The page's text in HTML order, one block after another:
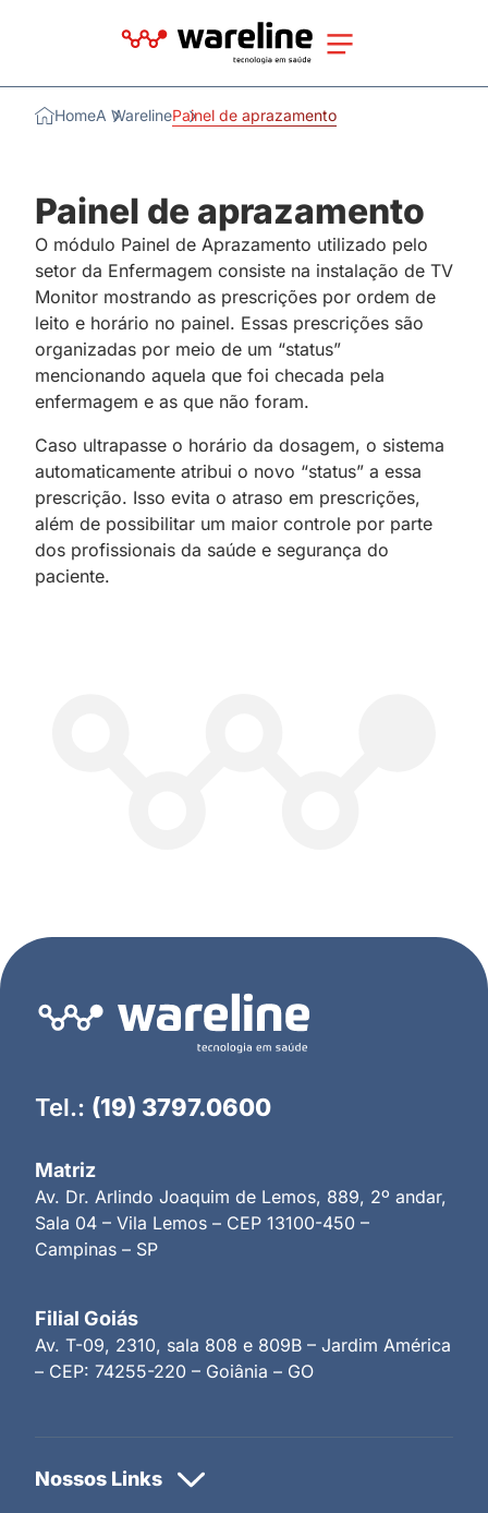
HomeA WarelinePainel de aprazamento
Painel de aprazamento
O módulo Painel de Aprazamento utilizado pelo
setor da Enfermagem consiste na instalação de TV
Monitor mostrando as prescrições por ordem de
leito e horário no painel. Essas prescrições são
organizadas por meio de um “status”
mencionando aquela que foi checada pela
enfermagem e as que não foram.
Caso ultrapasse o horário da dosagem, o sistema
automaticamente atribui o novo “status” a essa
prescrição. Isso evita o atraso em prescrições,
além de possibilitar um maior controle por parte
dos profissionais da saúde e segurança do
paciente.
Tel.: (19) 3797.0600
Matriz
Av. Dr. Arlindo Joaquim de Lemos, 889, 2º andar,
Sala 04 – Vila Lemos – CEP 13100-450 –
Campinas – SP
Filial Goiás
Av. T-09, 2310, sala 808 e 809B – Jardim América
– CEP: 74255-220 – Goiânia – GO